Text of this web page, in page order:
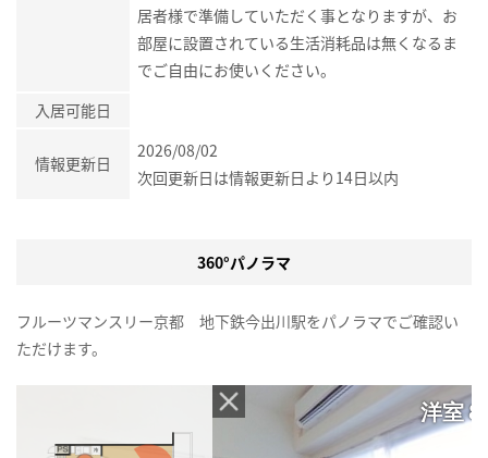
居者様で準備していただく事となりますが、お
部屋に設置されている生活消耗品は無くなるま
でご自由にお使いください。
入居可能日
情報更新日
2026/08/02
次回更新日は情報更新日より14日以内
360°パノラマ
フルーツマンスリー京都 地下鉄今出川駅をパノラマでご確認い
ただけます。